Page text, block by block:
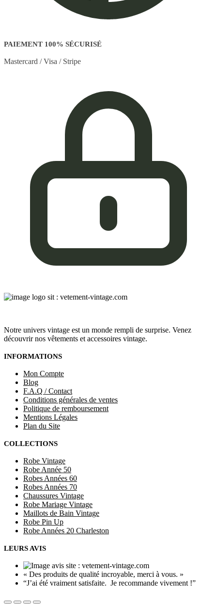
PAIEMENT 100% SÉCURISÉ
Mastercard / Visa / Stripe
Notre univers vintage est un monde rempli de surprise. Venez
découvrir nos vêtements et accessoires vintage.
INFORMATIONS
Mon Compte
Blog
F.A.Q / Contact
Conditions générales de ventes
Politique de remboursement
Mentions Légales
Plan du Site
COLLECTIONS
Robe Vintage
Robe Année 50
Robes Années 60
Robes Années 70
Chaussures Vintage
Robe Mariage Vintage
Maillots de Bain Vintage
Robe Pin Up
Robe Années 20 Charleston
LEURS AVIS
« Des produits de qualité incroyable, merci à vous. »
“J’ai été vraiment satisfaite. Je recommande vivement !”